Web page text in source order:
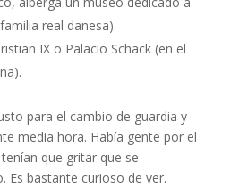
real danesa).
IX o Palacio Schack (en el
para el cambio de guardia y
media hora. Había gente por el
que gritar que se
Es bastante curioso de ver.